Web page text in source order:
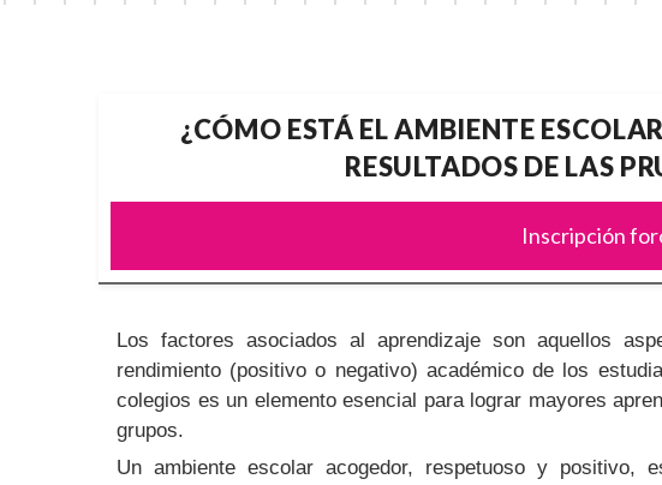
¿CÓMO ESTÁ EL AMBIENTE
RESULTADOS DE LAS
Inscripción
Los factores asociados al aprendizaje son aquellos
rendimiento (positivo o negativo) académico de los
colegios es un elemento esencial para lograr mayores
grupos.
Un ambiente escolar acogedor, respetuoso y